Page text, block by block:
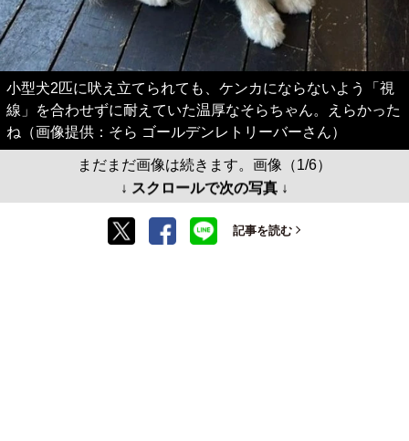
小型犬2匹に吠え立てられても、ケンカにならないよう「視
線」を合わせずに耐えていた温厚なそらちゃん。えらかった
ね（画像提供：そら ゴールデンレトリーバーさん）
まだまだ画像は続きます。画像（1/6）
↓ スクロールで次の写真 ↓
記事を読む